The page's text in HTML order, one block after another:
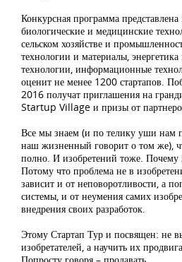
Конкурсная программа
биологические и медицинские
сельском хозяйстве и
технологии и материалы,
технологии, информационные
оценит не менее 1200 стартапов.
2016 получат приглашения на
Startup Village и призы от
Все мы знаем (и по телику уши нам
наш жизненный говорит о том же),
полно. И изобретений тоже.
Потому что проблема не в
зависит и от неповоротливости, а
системы, и от неумения самих
внедрения своих разработок.
Этому Стартап Тур и посвящен: не
изобретателей, а научить их